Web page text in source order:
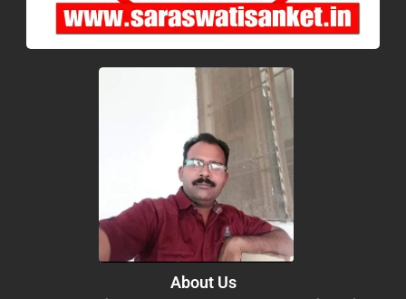
About Us